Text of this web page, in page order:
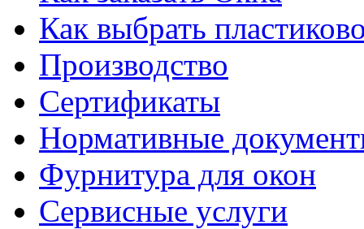
Как выбрать
Производство
Сертификаты
Нормативные
Фурнитура для окон
Сервисные услуги